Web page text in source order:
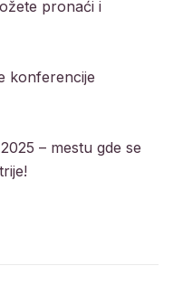
pronaći i
konferencije
– mestu gde se